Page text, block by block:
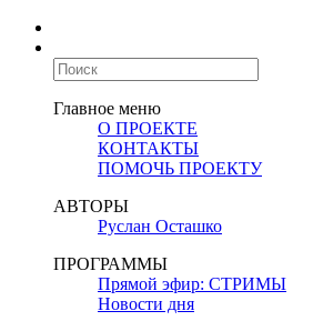
Главное меню
О ПРОЕКТЕ
КОНТАКТЫ
ПОМОЧЬ ПРОЕКТУ
АВТОРЫ
Руслан Осташко
ПРОГРАММЫ
Прямой эфир: СТРИМЫ
Новости дня